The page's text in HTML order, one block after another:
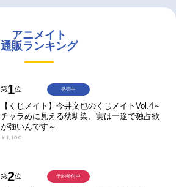
アニメイト
通販ランキング
第1位
【くじメイト】今井文也のくじメイトVol.4～
チャラめに見える幼馴染、実は一途で独占欲
が強いんです～
￥1,100
発売中
第2位 予約受付中